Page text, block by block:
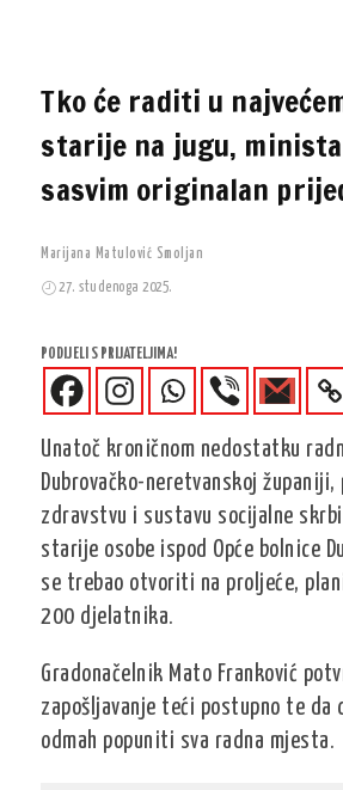
Tko će raditi u
starije na jugu,
sasvim originalan
Marijana Matulović Smoljan
27. studenoga 2025.
PODIJELI S PRIJATELJIMA!
Unatoč kroničnom nedostatku
Dubrovačko-neretvanskoj županiji,
zdravstvu i sustavu socijalne
starije osobe ispod Opće bolnice
se trebao otvoriti na proljeće,
200 djelatnika.
Gradonačelnik Mato Franković
zapošljavanje teći postupno te da
odmah popuniti sva radna mjesta.